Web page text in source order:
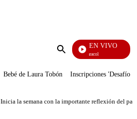
Enviar
EN VIVO
Noticias Caracol
Bebé de Laura Tobón Inscripciones 'Desafío'
Inicia la semana con la importante reflexión del